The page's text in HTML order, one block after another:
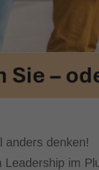
anders denken!
Leadership im